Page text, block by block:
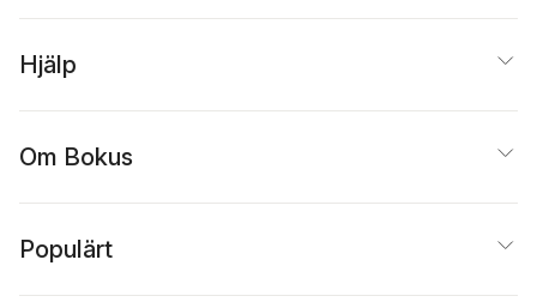
Hjälp
Om Bokus
Populärt